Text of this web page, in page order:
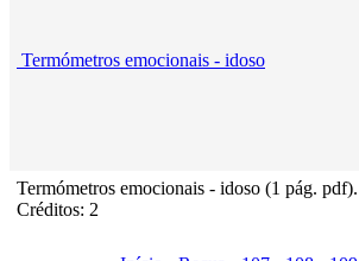
Termómetros emocionais - idoso
Termómetros emocionais - idoso (1 pág. pdf).
Créditos: 2